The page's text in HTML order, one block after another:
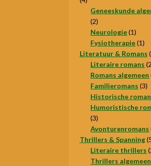
producten
Geneeskunde
22
producten
Neurologie 11
Fysiotherapie 11
Literatuur & Romans
Literaire romans
Romans algemeen
Familieromans 33
Historische
Humoristische
33
producten
Avonturenromans
Thrillers & Spanning
Literaire thrillers
Thrillers algemeen